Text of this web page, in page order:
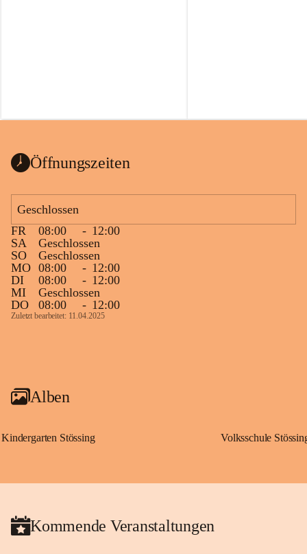
Öffnungszeiten
Geschlossen
FR
08:00 - 12:00
SA
Geschlossen
SO
Geschlossen
MO 08:00 - 12:00
DI
08:00 - 12:00
MI
Geschlossen
DO
08:00 - 12:00
Zuletzt bearbeitet: 11.04.2025
Alben
Kindergarten Stössing Volksschule
Kommende Veranstaltungen